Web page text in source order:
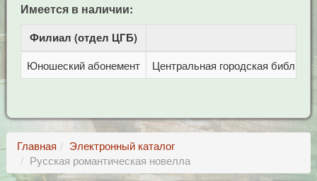
Имеется в наличии:
Филиал (отдел ЦГБ)
Юношеский абонемент Центральная городская
Главная
Электронный каталог
Русская романтическая новелла